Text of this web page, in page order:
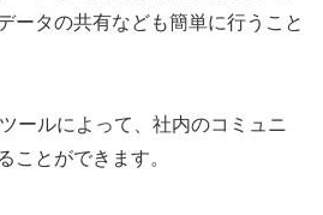
ータの共有なども簡単に行うこと
ールによって、社内のコミュニ
ことができます。